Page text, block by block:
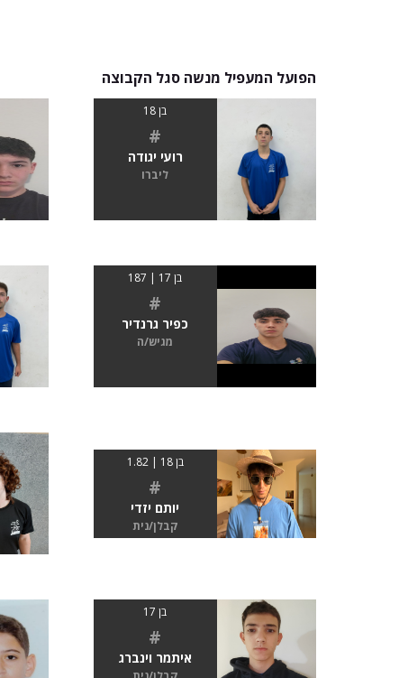
הפועל המעפיל מנשה סגל הקבוצה
בן 18
#
רועי יגודה
ליברו
בן 17 | 187
#
כפיר גרנדיר
מגיש/ה
בן 18 | 1.82
#
יותם יזדי
קבלן/נית
בן 17
#
איתמר וינברג